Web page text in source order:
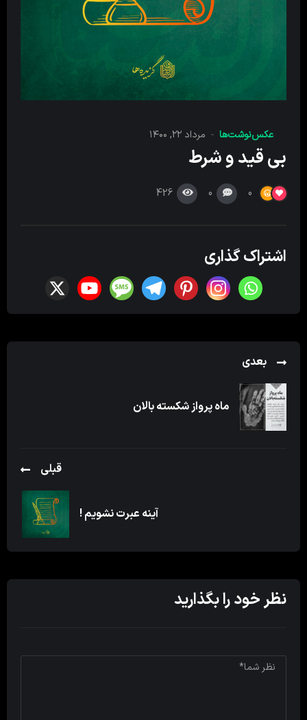
عکس‌نوشت‌ها مرداد ۲۲, ۱۴۰۰
بی قید و شرط
0
0
426
اشتراک گذاری
بعدی
ماه پرواز شکسته بالان
قبلی
آینه عبرت نشویم !
نظر خود را بگذارید